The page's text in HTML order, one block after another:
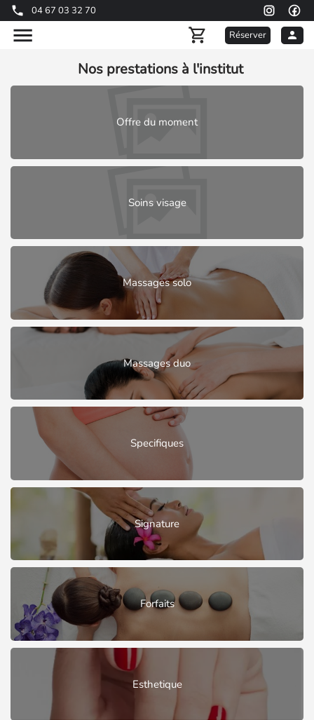
04 67 03 32 70
Réserver
Nos prestations à l'institut
Offre du moment
Soins visage
Massages solo
Massages duo
Specifiques
Signature
Forfaits
Esthetique